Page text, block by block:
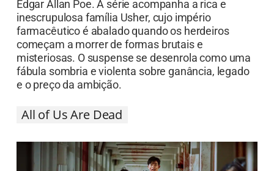
Este sucesso sul-coreano injeta nova energia no
subgênero zumbi. A história se concentra em um
preso dentro da escola após um vírus zumbi se
fôlego e um ritmo frenético, a série explora a
moralidade, o pânico e o instinto de sobrevivência